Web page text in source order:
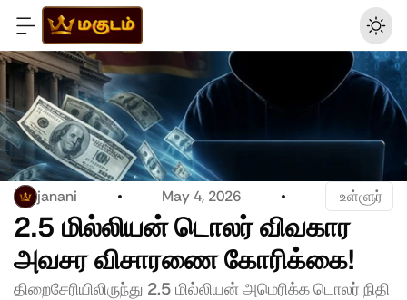
janani May 4, 2026 உள்ளூர்
2.5 மில்லியன் டொலர் விவகார
அவசர விசாரணை கோரிக்கை!
திறைசேரியிலிருந்து 2.5 மில்லியன் அமெரிக்க டொலர் நிதி